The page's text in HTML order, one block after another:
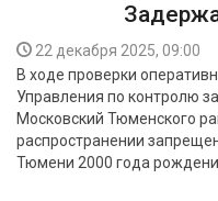
22 декабря 2025, 09:00
В ходе проверки
Управления по контролю
Московский Тюменского
распространении
Тюмени 2000 года